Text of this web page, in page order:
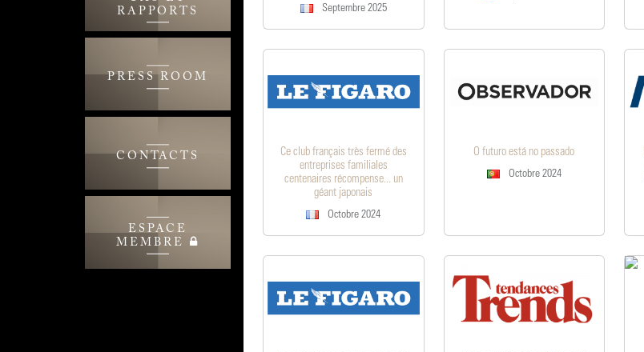
RAPPORTS
PRESS ROOM
CONTACTS
ESPACE
MEMBRE
Septembre 2025
Ce club français très fermé des
entreprises familiales
centenaires récompense... un
géant japonais
Octobre 2024
O futuro está no passado
Octobre 2024